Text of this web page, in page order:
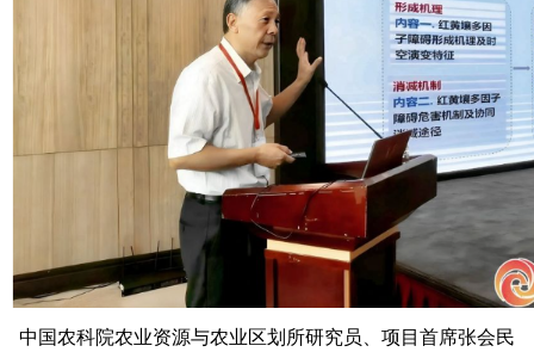
中国农科院农业资源与农业区划所研究员、项目首席张会民